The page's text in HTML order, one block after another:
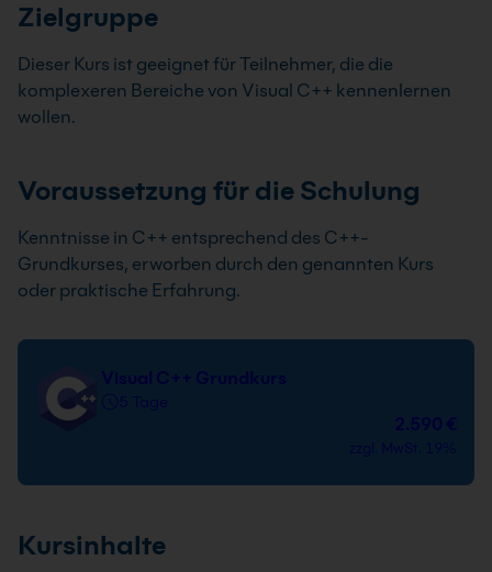
Zielgruppe
Dieser Kurs ist geeignet für Teilnehmer, die die
komplexeren Bereiche von Visual C++ kennenlernen
wollen.
Voraussetzung für die Schulung
Kenntnisse in C++ entsprechend des C++-
Grundkurses, erworben durch den genannten Kurs
oder praktische Erfahrung.
Kursinhalte